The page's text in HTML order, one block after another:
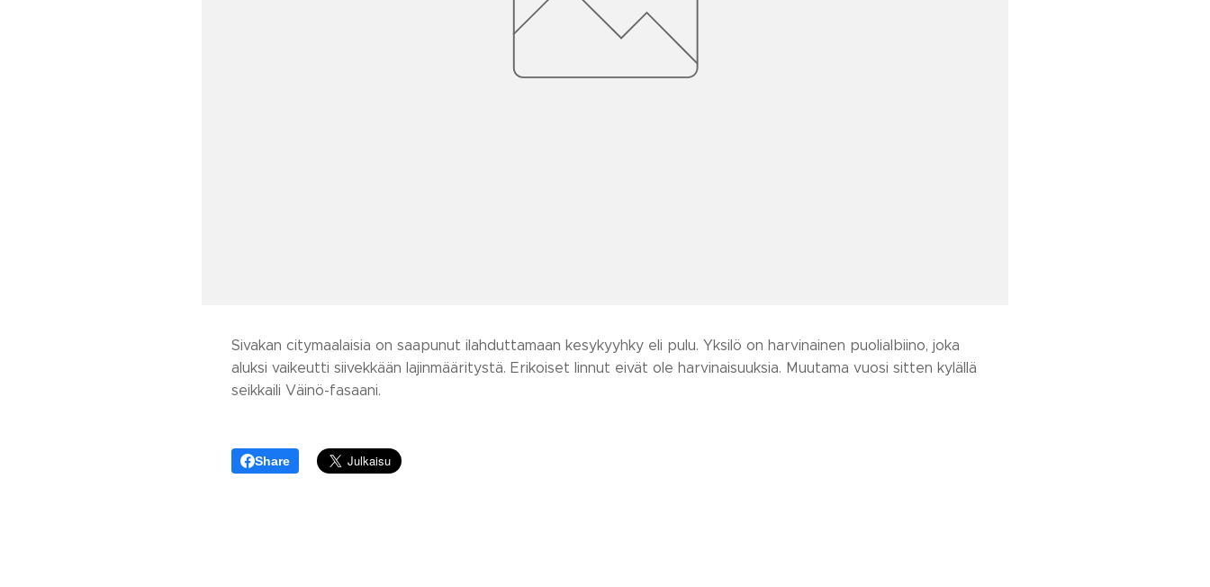
Sivakan citymaalaisia on saapunut ilahduttamaan kesykyyhky eli pulu. Yksilö on harvinainen puolialbiino, joka
aluksi vaikeutti siivekkään lajinmääritystä. Erikoiset linnut eivät ole harvinaisuuksia. Muutama vuosi sitten kylällä
seikkaili Väinö-fasaani.
Share